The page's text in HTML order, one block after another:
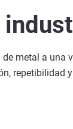
metal a
repetibilidad